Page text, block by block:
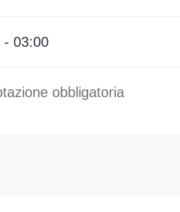
- 03:00
obbligatoria